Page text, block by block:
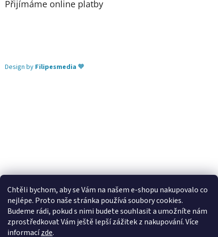
Chtěli bychom, aby se Vám na našem e-shopu nakupovalo co
nejlépe. Proto naše stránka používá soubory cookies.
Budeme rádi, pokud s nimi budete souhlasit a umožníte nám
zprostředkovat Vám ještě lepší zážitek z nakupování.Více
informacízde.
Přijímáme online platby
Design by Filipesmedia 🧡
Lekva nábytek ubytování pod Pálavou kování Tulip
úchytky Gamet
úchytky Siro Blum - perfecting motion